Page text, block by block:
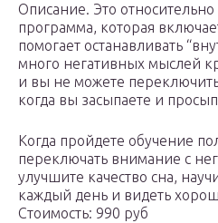
Описание. Это
программа, которая
помогает останавливать
много негативных мыслей
и вы не можете
когда вы засыпаете и
Когда пройдете обучение
переключать внимание с
улучшите качество сна,
каждый день и видеть
Стоимость: 990 руб